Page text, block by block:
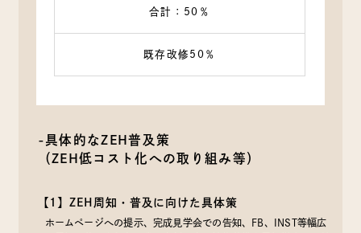
合計：50％
既存改修50％
-具体的なZEH普及策
（ZEH低コスト化への取り組み等）
【1】ZEH周知・普及に向けた具体策
ホームページへの提示、完成見学会での告知、FB、INST等幅広